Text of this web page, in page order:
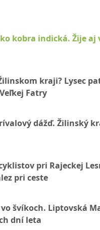
kobra indická. Žije aj
kraji? Lysec
Fatry
dážď. Žilinský
pri Rajeckej
pri ceste
švíkoch. Liptovská
dní leta